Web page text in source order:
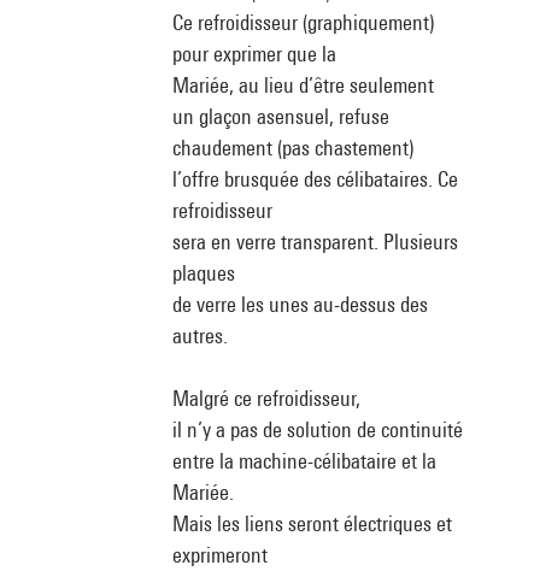
Ce refroidisseur (graphiquement)
pour exprimer que la
Mariée, au lieu d’être seulement
un glaçon asensuel, refuse
chaudement (pas chastement)
l’offre brusquée des célibataires. Ce
refroidisseur
sera en verre transparent. Plusieurs
plaques
de verre les unes au-dessus des
autres.
Malgré ce refroidisseur,
il n’y a pas de solution de continuité
entre la machine-célibataire et la
Mariée.
Mais les liens seront électriques et
exprimeront